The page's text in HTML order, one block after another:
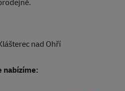
nad Ohří
nabízíme: